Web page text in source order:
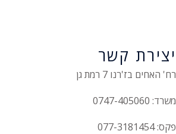
יצירת קשר
רח' האחים בז'רנו 7 רמת גן
משרד: 0747-405060
פקס: 077-3181454